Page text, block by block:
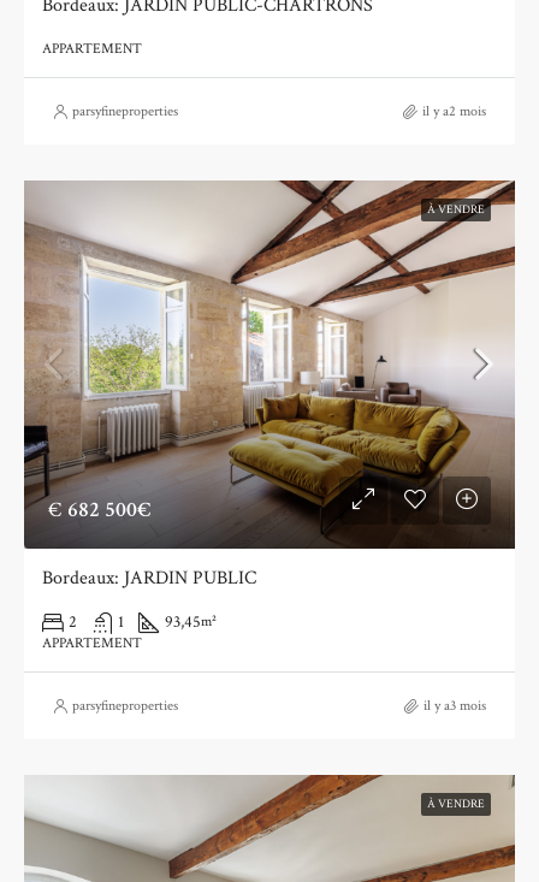
Bordeaux: JARDIN PUBLIC-CHARTRONS
APPARTEMENT
parsyfineproperties il y a2 mois
À VENDRE
€ 682 500€
Bordeaux: JARDIN PUBLIC
2 1 93,45m²
APPARTEMENT
parsyfineproperties il y a3 mois
À VENDRE